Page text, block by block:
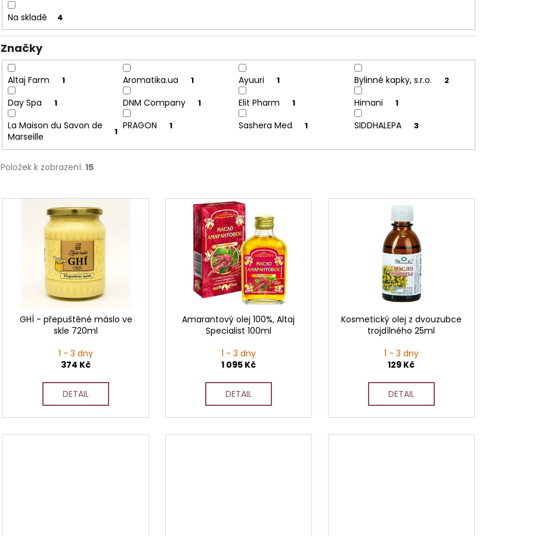
u
k
t
ů
Na skladě 4
Značky
Altaj Farm 1 Aromatika.ua 1 Ayuuri 1 Bylinné kapky, s.r.o. 2
Day Spa 1 DNM Company 1 Elit Pharm 1 Himani 1
La Maison du Savon de
Marseille
1 PRAGON 1 Sashera Med 1 SIDDHALEPA 3
Položek k zobrazení: 15
V
GHÍ - přepuštěné máslo ve
skle 720ml
1 - 3 dny
374 Kč
DETAIL
Amarantový olej 100%, Altaj
Specialist 100ml
1 - 3 dny
1 095 Kč
DETAIL
Kosmetický olej z dvouzubce
trojdílného 25ml
1 - 3 dny
129 Kč
DETAIL